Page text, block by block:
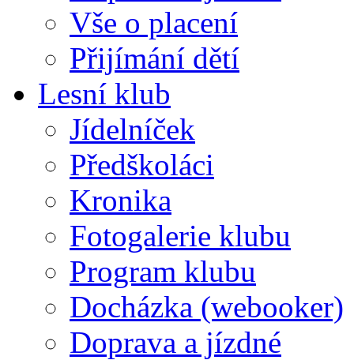
Vše o placení
Přijímání dětí
Lesní klub
Jídelníček
Předškoláci
Kronika
Fotogalerie klubu
Program klubu
Docházka (webooker)
Doprava a jízdné